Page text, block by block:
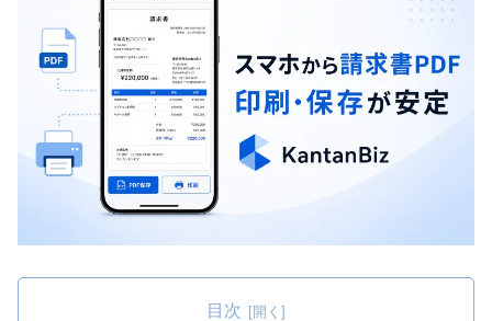
目次